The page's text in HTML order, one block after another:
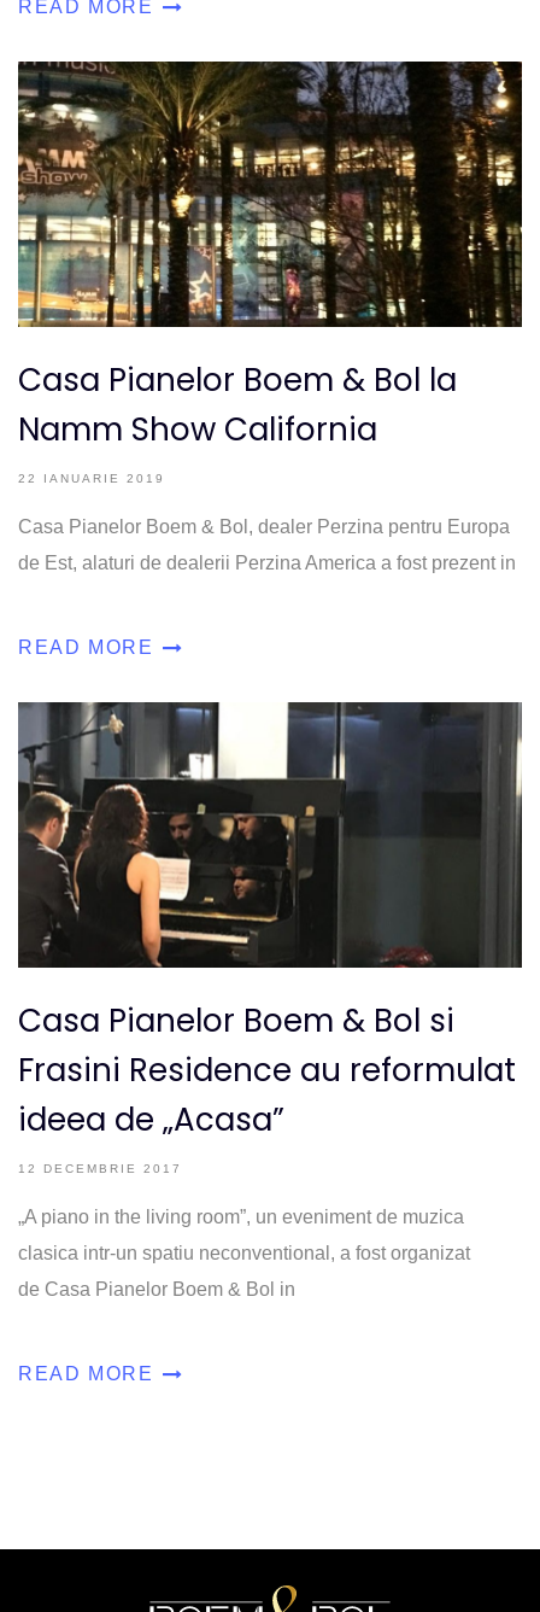
READ MORE
Casa Pianelor Boem & Bol la
Namm Show California
22 IANUARIE 2019
Casa Pianelor Boem & Bol, dealer Perzina pentru Europa
de Est, alaturi de dealerii Perzina America a fost prezent in
READ MORE
Casa Pianelor Boem & Bol si
Frasini Residence au reformulat
ideea de „Acasa”
12 DECEMBRIE 2017
„A piano in the living room”, un eveniment de muzica
clasica intr-un spatiu neconventional, a fost organizat
de Casa Pianelor Boem & Bol in
READ MORE